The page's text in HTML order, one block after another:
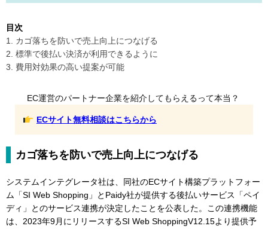
目次
1. カゴ落ちを防いで売上向上につなげる
2. 標準で後払い決済が利用できるように
3. 費用対効果の高い提案が可能
EC運営のパートナー企業を紹介してもらえるって本当？
ECサイト無料相談はこちらから
カゴ落ちを防いで売上向上につなげる
システムインテグレータ社は、同社のECサイト構築プラットフォー
ム「SI Web Shopping」とPaidy社が提供する後払いサービス「ペイ
ディ」とのサービス連携が決定したことを公表した。この連携機能
は、2023年9月にリリースするSI Web ShoppingV12.15より提供予